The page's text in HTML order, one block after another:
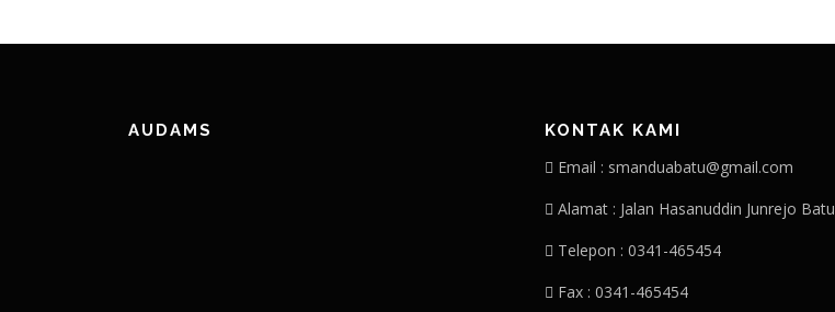
AUDAMS KONTAK KAMI
Email : smanduabatu@gmail.com
Alamat : Jalan Hasanuddin Junrejo Batu
Telepon : 0341-465454
Fax : 0341-465454